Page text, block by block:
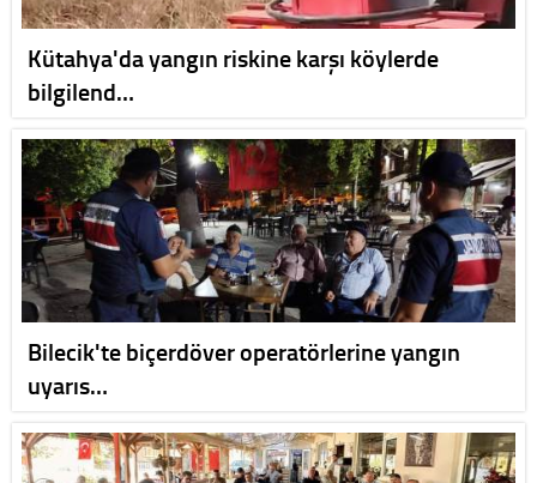
Kütahya'da yangın riskine karşı köylerde
bilgilend…
Bilecik'te biçerdöver operatörlerine yangın
uyarıs…